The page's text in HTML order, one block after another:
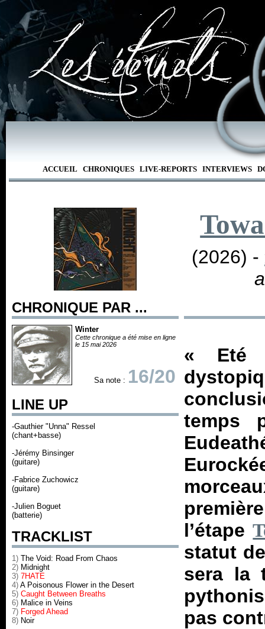
ACCUEIL CHRONIQUES LIVE-REPORTS INTERVIEWS
CHRONIQUE PAR ...
Winter
Cette chronique a été mise en ligne
le 15 mai 2026
Sa note : 16/20
LINE UP
-Gauthier "Unna" Ressel
(chant+basse)
-Jérémy Binsinger
(guitare)
-Fabrice Zuchowicz
(guitare)
-Julien Boguet
(batterie)
TRACKLIST
1) The Void: Road From Chaos
2) Midnight
3) 7HATE
4) A Poisonous Flower in the Desert
5) Caught Between Breaths
6) Malice in Veins
7) Forged Ahead
8) Noir
(2026) -
« Eté
temps
l’étape
statut
sera la
pas